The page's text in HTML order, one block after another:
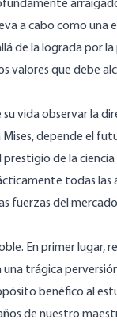
a cabo como una
de la lograda por
valores que debe
vida observar la
depende el
de la
todas las
fuerzas del
En primer lugar,
trágica
benéfico al
de nuestro